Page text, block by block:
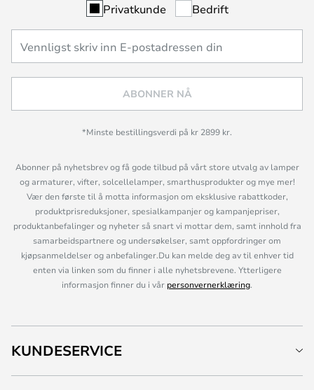
Privatkunde Bedrift
ABONNER NÅ
*Minste bestillingsverdi på kr 2899 kr.
Abonner på nyhetsbrev og få gode tilbud på vårt store utvalg av lamper
og armaturer, vifter, solcellelamper, smarthusprodukter og mye mer!
Vær den første til å motta informasjon om eksklusive rabattkoder,
produktprisreduksjoner, spesialkampanjer og kampanjepriser,
produktanbefalinger og nyheter så snart vi mottar dem, samt innhold fra
samarbeidspartnere og undersøkelser, samt oppfordringer om
kjøpsanmeldelser og anbefalinger.Du kan melde deg av til enhver tid
enten via linken som du finner i alle nyhetsbrevene. Ytterligere
informasjon finner du i vår personvernerklæring.
KUNDESERVICE